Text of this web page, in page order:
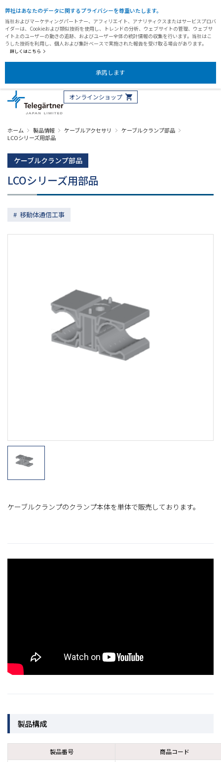
弊社はあなたのデータに関するプライバシーを尊重いたします。
当社およびマーケティングパートナー、アフィリエイト、アナリティクスまたはサービスプロバ
イダーは、Cookieおよび類似技術を使用し、トレンドの分析、ウェブサイトの管理、ウェブサ
イト上のユーザーの動きの追跡、およびユーザー全体の統計情報の収集を行います。当社はこ
うした技術を利用し、個人および集計ベースで実施された報告を受け取る場合があります。
詳しくはこちら
承諾します
オンラインショップ
ホーム 製品情報 ケーブルアクセサリ
ケーブルクランプ部品
LCOシリーズ用部品
ケーブルクランプ部品
LCOシリーズ用部品
移動体通信工事
ケーブルクランプのクランプ本体を単体で販売しております。
製品構成
製品番号
商品コード